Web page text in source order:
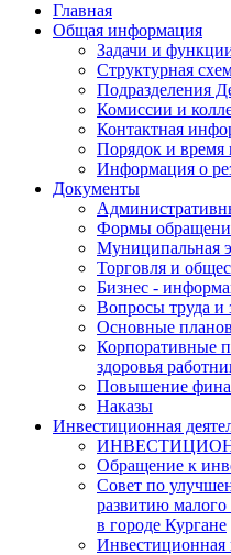
Главная
Общая информация
Задачи и
Структурная
Подразделения
Комиссии и
Контактная
Порядок и время
Информация о
Документы
Формы
Муниципальная
Торговля и
Бизнес -
Вопросы труда и
Основные
Корпоративные
здоровья
Повышение
Наказы
Инвестиционная
Обращение к
Совет по
развитию малого
в городе Кургане
Инвестиционная